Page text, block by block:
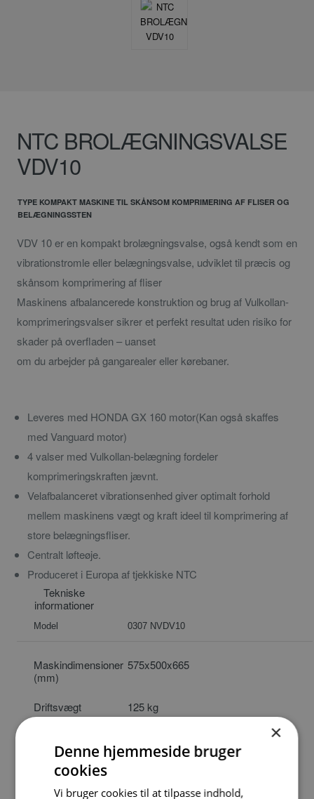
NTC BROLÆGNINGSVALSE
VDV10
TYPE KOMPAKT MASKINE TIL SKÅNSOM KOMPRIMERING AF FLISER OG
BELÆGNINGSSTEN
VDV 10 er en kompakt brolægningsvalse, også kendt som en
vibrationstromle eller belægningsvalse, udviklet til præcis og
skånsom komprimering af fliser
Maskinens afbalancerede konstruktion og brug af Vulkollan-
komprimeringsvalser sikrer et perfekt resultat uden risiko for
skader på overfladen – uanset
om du arbejder på gangarealer eller kørebaner.
Leveres med HONDA GX 160 motor(Kan også skaffes
med Vanguard motor)
4 valser med Vulkollan-belægning fordeler
komprimeringskraften jævnt.
Velafbalanceret vibrationsenhed giver optimalt forhold
mellem maskinens vægt og kraft ideel til komprimering af
store belægningsfliser.
Centralt løfteøje.
Produceret i Europa af tjekkiske NTC
Tekniske
informationer
Model 0307 NVDV10
Maskindimensioner
(mm)
575x500x665
Driftsvægt
125 kg
Antal valser
Centrifugalkraft
10 kN
×
Denne hjemmeside bruger
cookies
Vi bruger cookies til at tilpasse indhold,